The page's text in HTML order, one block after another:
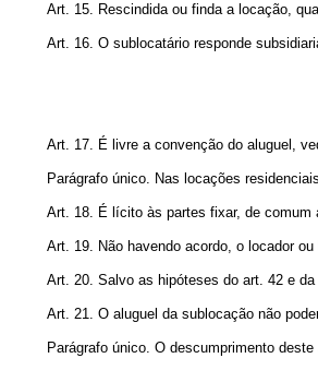
Art. 15. Rescindida ou finda a locação,
Art. 16. O sublocatário responde
Art. 17. É livre a convenção do aluguel,
Parágrafo único. Nas locações
Art. 18. É lícito às partes fixar, de
Art. 19. Não havendo acordo, o locador
Art. 20. Salvo as hipóteses do art. 42 e
Art. 21. O aluguel da sublocação não
Parágrafo único. O descumprimento